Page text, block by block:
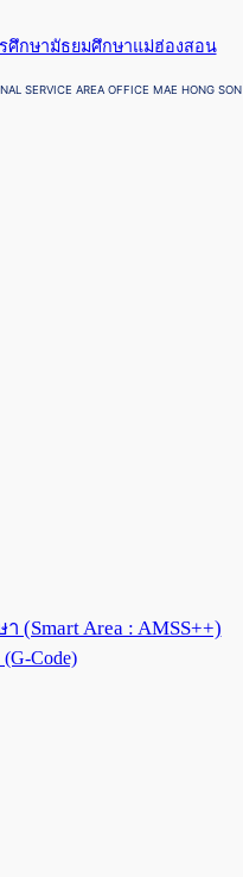
ศึกษามัธยมศึกษาแม่ฮ่องสอน
SERVICE AREA OFFICE MAE HONG SON
Area : AMSS++)
Code)